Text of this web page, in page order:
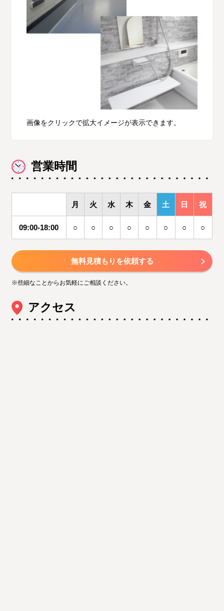
画像をクリックで拡大イメージが表示できます。
営業時間
月 火 水 木 金 土 日 祝
09:00-18:00 ○ ○ ○ ○ ○ ○ ○ ○
無料見積もりを依頼する
※些細なことからお気軽にご相談ください。
アクセス